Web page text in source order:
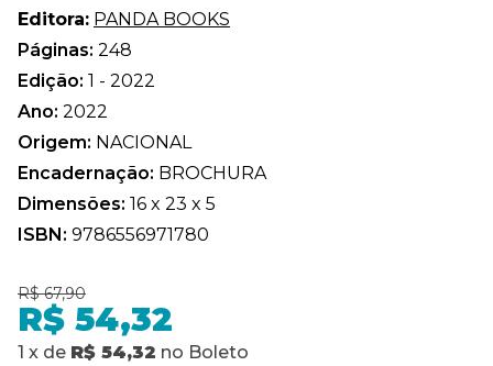
Editora: PANDA BOOKS
Páginas: 248
Edição: 1 - 2022
Ano: 2022
Origem: NACIONAL
Encadernação: BROCHURA
Dimensões: 16 x 23 x 5
ISBN: 9786556971780
R$ 67,90
R$ 54,32
1 x de R$ 54,32 no Boleto